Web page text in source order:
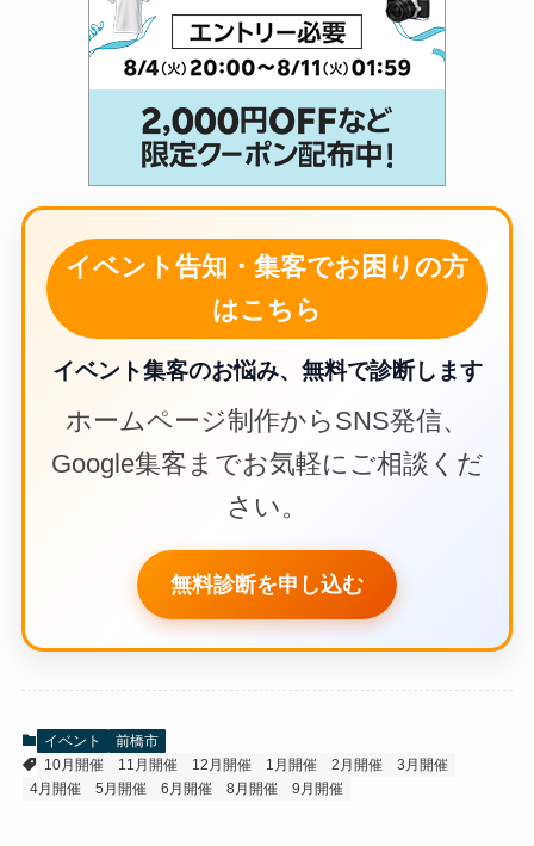
イベント告知・集客でお困りの方
はこちら
イベント集客のお悩み、無料で診断します
ホームページ制作からSNS発信、
Google集客までお気軽にご相談くだ
さい。
無料診断を申し込む
イベント
前橋市
10月開催
11月開催 12月開催 1月開催 2月開催
3月開催
4月開催
5月開催 6月開催 8月開催 9月開催